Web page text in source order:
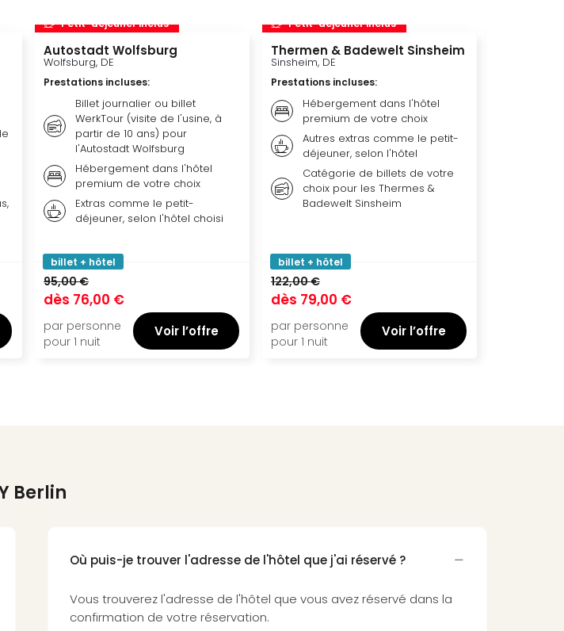
Petit-déjeuner inclus
Autostadt Wolfsburg
Wolfsburg, DE
Prestations incluses:
Billet journalier ou billet
WerkTour (visite de l'usine, à
partir de 10 ans) pour
l'Autostadt Wolfsburg
Hébergement dans l'hôtel
premium de votre choix
Extras comme le petit-
déjeuner, selon l'hôtel choisi
billet + hôtel
95,00 €
dès 76,00 €
par personne
pour 1 nuit
Voir l’offre
Petit-déjeuner inclus
Thermen & Badewelt Sinsheim
Sinsheim, DE
Prestations incluses:
Hébergement dans l'hôtel
premium de votre choix
Autres extras comme le petit-
déjeuner, selon l'hôtel
Catégorie de billets de votre
choix pour les Thermes &
Badewelt Sinsheim
billet + hôtel
122,00 €
dès 79,00 €
par personne
pour 1 nuit
Voir l’offre
Berlin
Où puis-je trouver l'adresse de l'hôtel que j'ai réservé ?
Vous trouverez l'adresse de l'hôtel que vous avez réservé dans la
confirmation de votre réservation.